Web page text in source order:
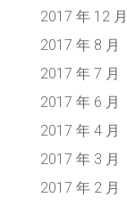
2017 年 12 月
2017 年 8 月
2017 年 7 月
2017 年 6 月
2017 年 4 月
2017 年 3 月
2017 年 2 月